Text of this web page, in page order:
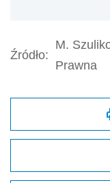
Źródło:
M.
Prawna